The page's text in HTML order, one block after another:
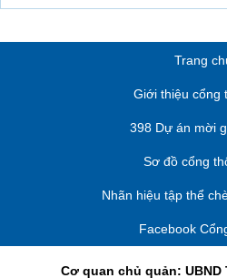
Trang
Giới thiệu cổng
398 Dự án mời
Sơ đồ cổng
Nhãn hiệu tập thể
Facebook
Cơ quan chủ quản: UBND